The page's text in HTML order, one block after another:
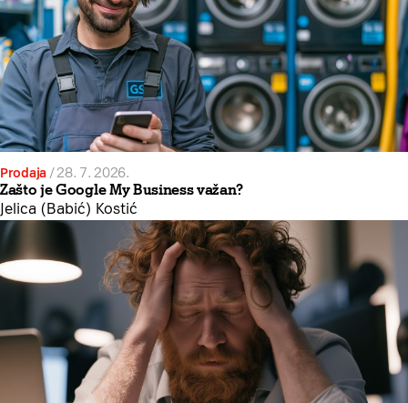
Prodaja /28. 7. 2026.
Zašto je Google My Business važan?
Jelica (Babić) Kostić